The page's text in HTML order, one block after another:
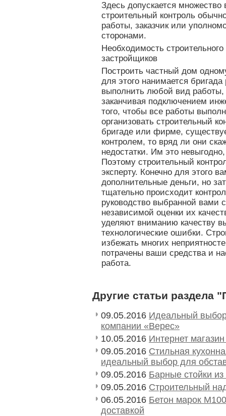
Здесь допускается множество
строительный контроль
работы, заказчик или
сторонами.
Необходимость
застройщиков
Построить частный дом
для этого нанимается
выполнить любой вид работы,
заканчивая подключением
того, чтобы все работы
организовать строительный
бригаде или фирме,
контролем, то вряд ли они
недостатки. Им это
Поэтому строительный
эксперту. Конечно для этого
дополнительные деньги, но
тщательно происходит
руководство выбранной вами
независимой оценки их
уделяют вниманию качеству
технологические ошибки.
избежать многих
потрачены ваши средства и
работа.
Другие статьи раздела
09.05.2016 Идеальный
компании «Верес»
10.05.2016 Интернет
09.05.2016 Стильная
идеальный выбор для
09.05.2016 Барные стойки из
09.05.2016 Строительный
06.05.2016 Бетон марок
доставкой